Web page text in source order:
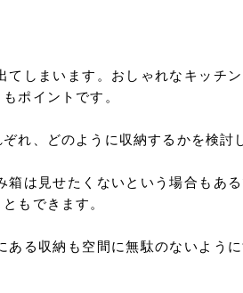
しまいます。おしゃれなキッチ
ポイントです。
れ、どのように収納するかを検討
は見せたくないという場合もあ
もできます。
る収納も空間に無駄のないよう